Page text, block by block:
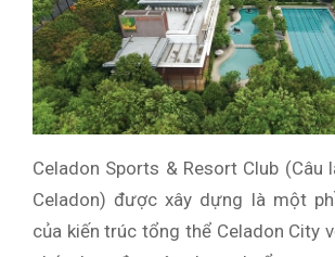
Celadon Sports & Resort Club (Câu
Celadon) được xây dựng là một
của kiến trúc tổng thể Celadon City